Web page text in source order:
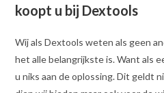
koopt u bij Dextools
Wij als Dextools weten als geen
het alle belangrijkste is. Want als
u niks aan de oplossing. Dit geldt